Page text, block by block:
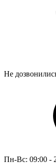
Не
Пн-Вс: 09:00 -